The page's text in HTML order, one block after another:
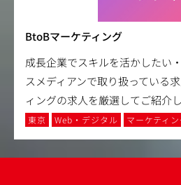
BtoBマーケティング
成長企業でスキルを活かしたい
スメディアンで取り扱っている
ィングの求人を厳選してご紹介し
東京 Web・デジタル マーケティ